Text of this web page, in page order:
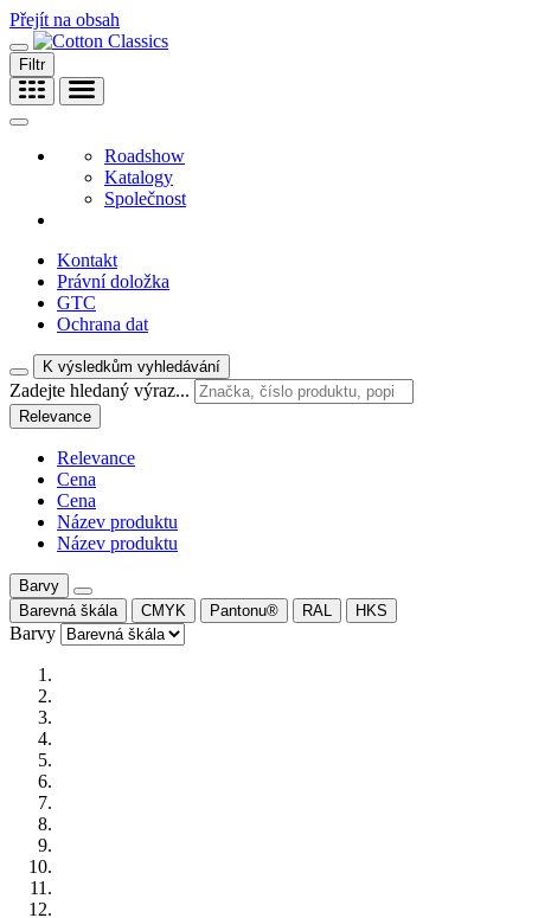
Přejít na obsah
Filtr
Roadshow
Katalogy
Společnost
Kontakt
Právní doložka
GTC
Ochrana dat
K výsledkům vyhledávání
Zadejte hledaný výraz...
Relevance
Relevance
Cena
Cena
Název produktu
Název produktu
Barvy
Barevná škála
CMYK Pantonu® RAL HKS
Barvy